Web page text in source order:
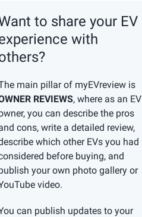
to share your EV
with
main pillar of myEVreview is
REVIEWS, where as an EV
you can describe the pros
cons, write a detailed review,
which other EVs you had
before buying, and
your own photo gallery or
video.
can publish updates to your